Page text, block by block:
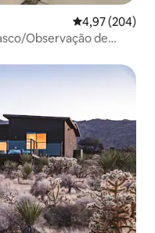
4,97 de uma
4,97 (204)
Observação de